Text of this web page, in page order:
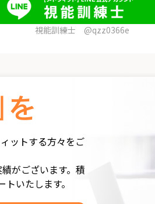
視能訓練士 @qzz0366e
ットする方々をご
がございます。積
いたします。